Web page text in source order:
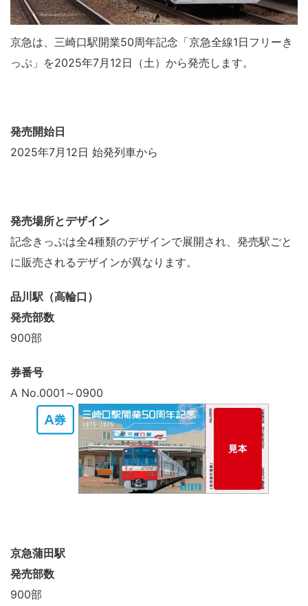
京急は、三崎口駅開業50周年記念「京急全線1日フリーき
っぷ」を2025年7月12日（土）から発売します。
発売開始日
2025年7月12日 始発列車から
発売場所とデザイン
記念きっぷは全4種類のデザインで展開され、発売駅ごと
に販売されるデザインが異なります。
品川駅（高輪口）
発売部数
900部
券番号
A No.0001～0900
京急蒲田駅
発売部数
900部